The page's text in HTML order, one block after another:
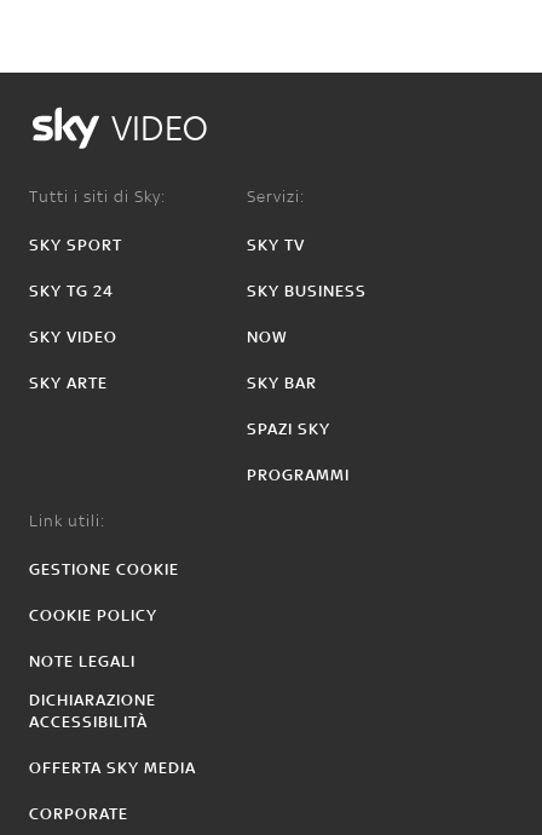
VIDEO
Tutti i siti di Sky:
SKY SPORT
SKY TG 24
SKY VIDEO
SKY ARTE
Servizi:
SKY TV
SKY BUSINESS
NOW
SKY BAR
SPAZI SKY
PROGRAMMI
Link utili:
GESTIONE COOKIE
COOKIE POLICY
NOTE LEGALI
DICHIARAZIONE
ACCESSIBILITÀ
OFFERTA SKY MEDIA
CORPORATE